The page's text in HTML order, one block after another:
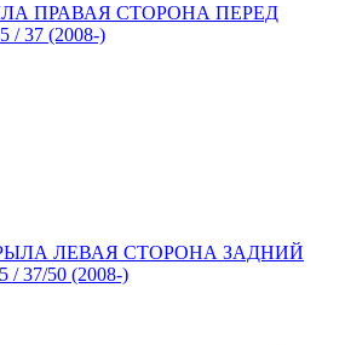
ПРАВАЯ СТОРОНА ПЕРЕД
/ 37 (2008-)